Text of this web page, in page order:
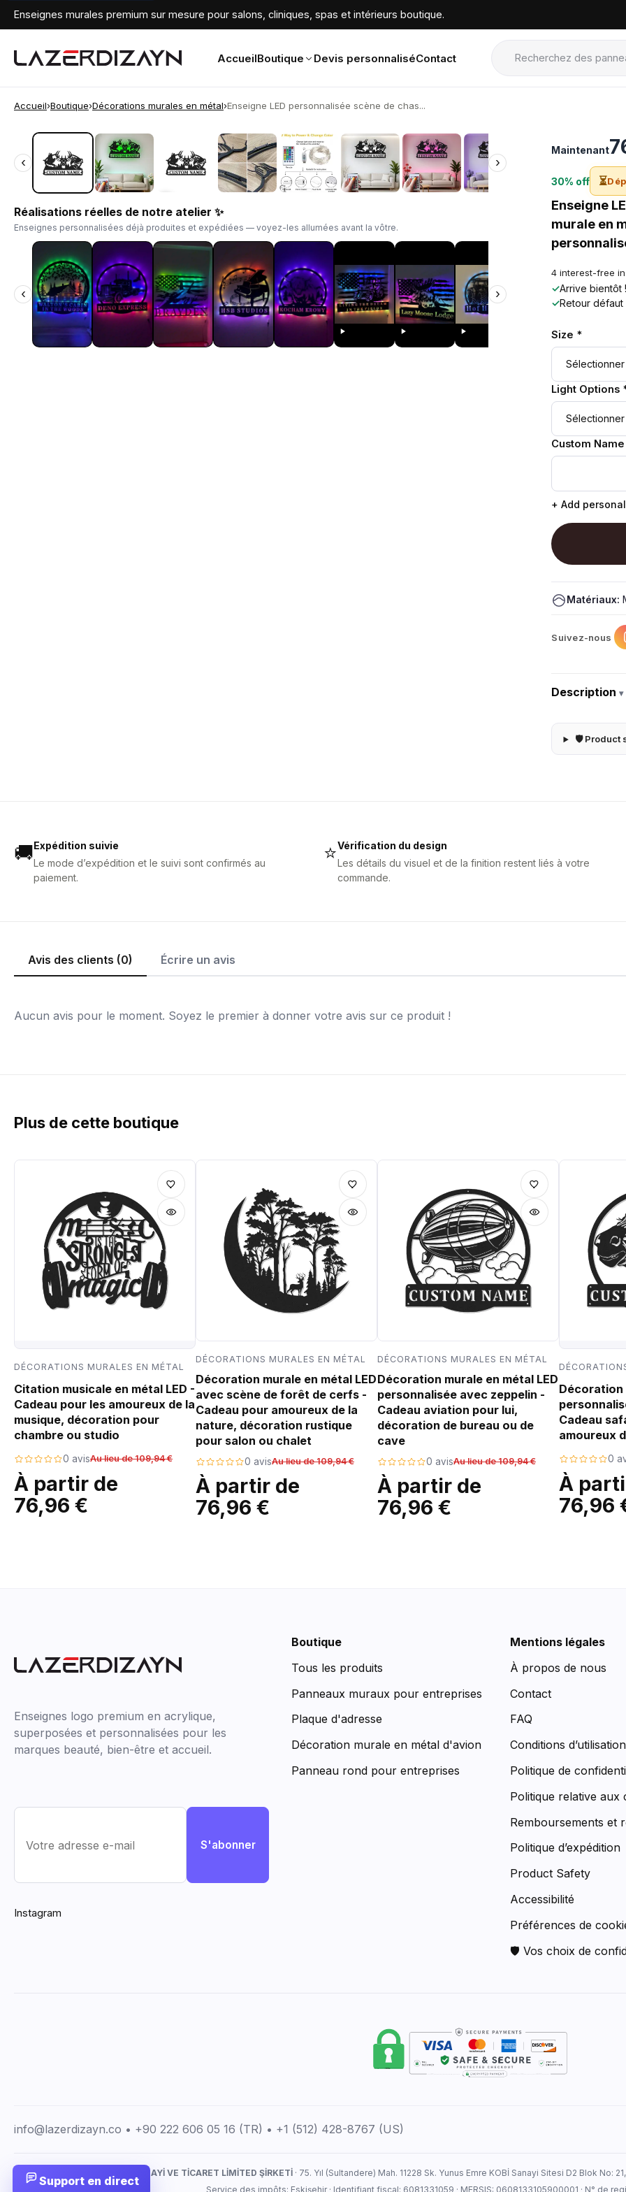
Enseignes murales premium sur mesure pour salons, cliniques, spas et intérieurs boutique.
AccueilBoutique Devis personnaliséContact
Accueil›Boutique›Décorations murales en métal›Enseigne LED personnalisée scène de chas...
‹ ›
‹ ›
Réalisations réelles de notre atelier ✨
Enseignes personnalisées déjà produites et expédiées — voyez-les allumées avant la vôtre.
‹ ›
Maintenant
30% off ⏳
Enseigne
murale en
4 interest-free
✓Arrive bientôt
✓Retour
Size *
Light Options
Custom
+ Add
Matériaux:
Suivez-nous
Description▾
🛡 Product
🚚Expédition suivie
Le mode d’expédition et le suivi sont confirmés au
paiement.
⭐Vérification du design
Les détails du visuel et de la finition restent liés à votre
commande.
Avis des clients (0) Écrire un avis
Aucun avis pour le moment. Soyez le premier à donner votre avis sur ce produit !
Plus de cette boutique
DÉCORATIONS MURALES EN MÉTAL
Citation musicale en métal LED -
Cadeau pour les amoureux de la
musique, décoration pour
chambre ou studio
0 avisAu lieu de 109,94 €
À partir de
76,96 €
DÉCORATIONS MURALES EN MÉTAL
Décoration murale en métal LED
avec scène de forêt de cerfs -
Cadeau pour amoureux de la
nature, décoration rustique
pour salon ou chalet
0 avisAu lieu de 109,94 €
À partir de
76,96 €
DÉCORATIONS MURALES EN MÉTAL
Décoration murale en métal LED
personnalisée avec zeppelin -
Cadeau aviation pour lui,
décoration de bureau ou de
cave
0 avisAu lieu de 109,94 €
À partir de
76,96 €
Décoration
Cadeau
amoureux
0
À
76,96
Enseignes logo premium en acrylique,
superposées et personnalisées pour les
marques beauté, bien-être et accueil.
S'abonner
Instagram
Boutique
Tous les produits
Panneaux muraux pour entreprises
Plaque d'adresse
Décoration murale en métal d'avion
Panneau rond pour entreprises
Mentions légales
À propos de nous
Contact
FAQ
Conditions d’utilisation
Politique de
Politique relative aux
Remboursements et
Politique d’expédition
Product Safety
Accessibilité
Préférences de
🛡 Vos choix de
info@lazerdizayn.co • +90 222 606 05 16 (TR) • +1 (512) 428-8767 (US)
LAZERDİZAYN İMALAT SANAYİ VE TİCARET LİMİTED ŞİRKETİ · 75. Yıl (Sultandere) Mah. 11228 Sk. Yunus Emre KOBİ Sanayi Sitesi D2 Blok No:
Service des impôts: Eskişehir · Identifiant fiscal: 6081331059 · MERSIS: 0608133105900001 · N° de
Support en direct